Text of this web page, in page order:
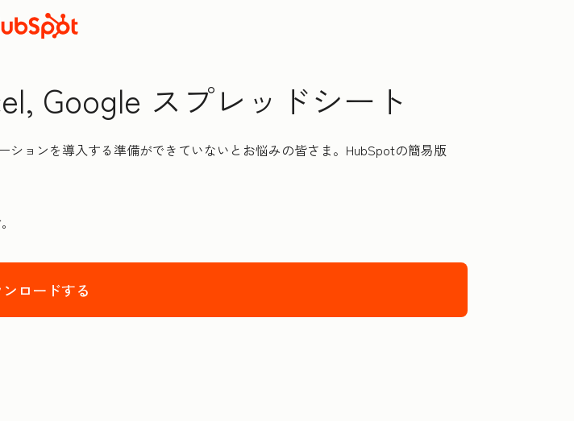
Google スプレッドシート
ョンを導入する準備ができていないとお悩みの皆さま。HubSpotの簡易版
ロードする